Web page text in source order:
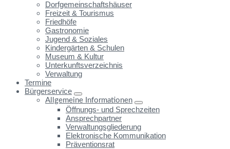
Dorfgemeinschaftshäuser
Freizeit & Tourismus
Friedhöfe
Gastronomie
Jugend & Soziales
Kindergärten & Schulen
Museum & Kultur
Unterkunftsverzeichnis
Verwaltung
Termine
Bürgerservice
Allgemeine Informationen
Öffnungs- und Sprechzeiten
Ansprechpartner
Verwaltungsgliederung
Elektronische Kommunikation
Präventionsrat